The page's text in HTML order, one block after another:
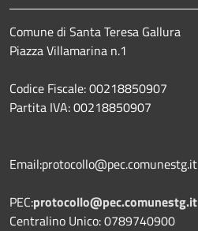
Comune di Santa Teresa Gallura
Piazza Villamarina n.1
Codice Fiscale: 00218850907
Partita IVA: 00218850907
Email:protocollo@pec.comunestg.it
PEC:protocollo@pec.comunestg.it
Centralino Unico: 0789740900